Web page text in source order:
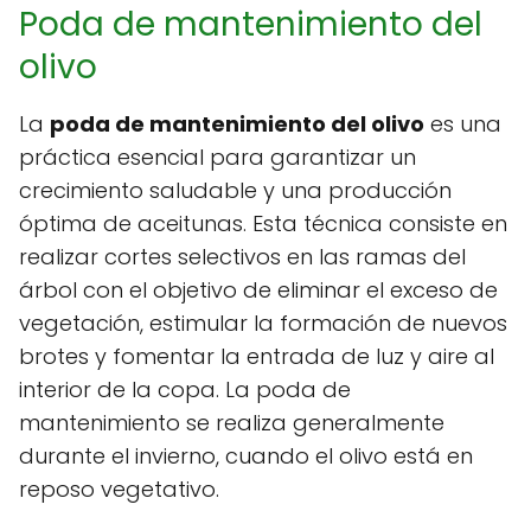
Poda de mantenimiento del
olivo
La poda de mantenimiento del olivo es una
práctica esencial para garantizar un
crecimiento saludable y una producción
óptima de aceitunas. Esta técnica consiste en
realizar cortes selectivos en las ramas del
árbol con el objetivo de eliminar el exceso de
vegetación, estimular la formación de nuevos
brotes y fomentar la entrada de luz y aire al
interior de la copa. La poda de
mantenimiento se realiza generalmente
durante el invierno, cuando el olivo está en
reposo vegetativo.